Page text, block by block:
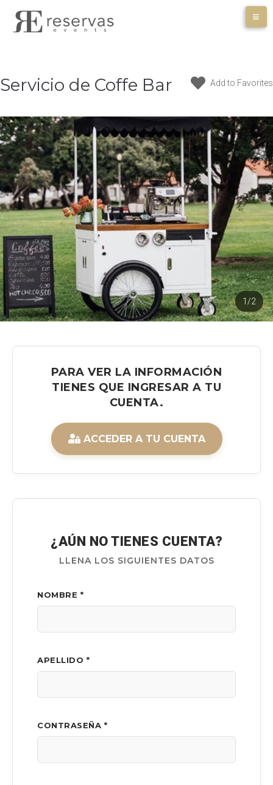
Servicio de Coffe Bar Add to Favorites
1/2
PARA VER LA INFORMACIÓN
TIENES QUE INGRESAR A TU
CUENTA.
ACCEDER A TU CUENTA
¿AÚN NO TIENES CUENTA?
LLENA LOS SIGUIENTES DATOS
NOMBRE *
APELLIDO *
CONTRASEÑA *